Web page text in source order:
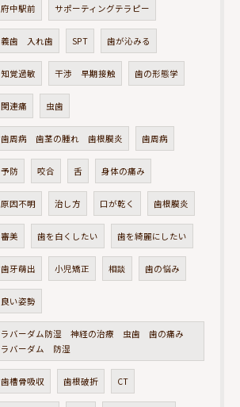
府中駅前 サポーティングテラピー
義歯 入れ歯 SPT 歯が沁みる
知覚過敏 干渉 早期接触 歯の形態学
関連痛 虫歯
歯周病 歯茎の腫れ 歯根膜炎 歯周病
予防 咬合 舌 身体の痛み
原因不明 治し方 口が乾く 歯根膜炎
審美 歯を白くしたい 歯を綺麗にしたい
歯牙萌出 小児矯正 相談 歯の悩み
良い姿勢
ラバーダム防湿 神経の治療 虫歯 歯の痛み
ラバーダム 防湿
歯槽骨吸収 歯根破折 CT